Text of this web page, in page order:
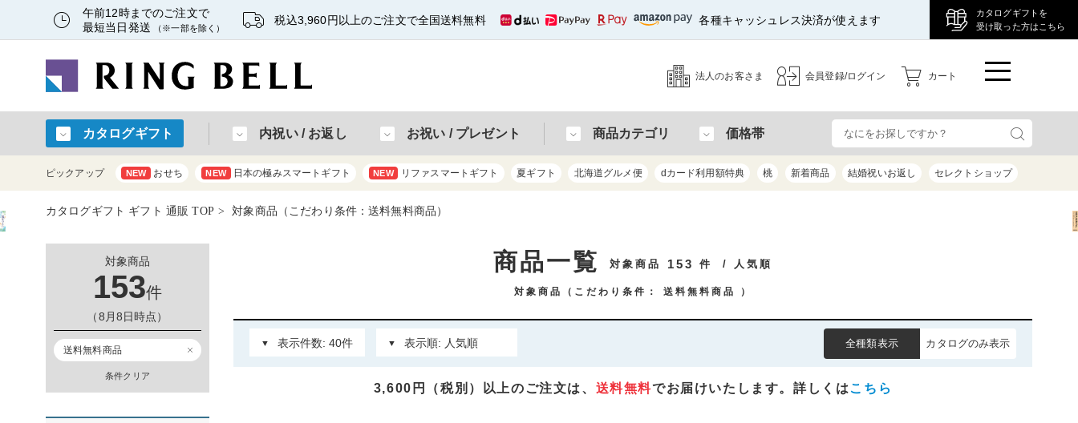
午前12時までのご注文で
最短当日発送
（※一部を除く）
税込3,960円以上のご注文で全国送料無料 各種キャッシュレス決済が使えます
カタログギフトを
受け取った方はこちら
法人のお客さま 会員登録/ログイン カート
カタログギフト 内祝い / お返し お祝い / プレゼント 商品カテゴリ 価格帯
ピックアップ NEW おせち NEW 日本の極みスマートギフト NEW リファスマートギフト 夏ギフト 北海道グルメ便 dカード利用額特典 桃 新着商品 結婚祝いお返し セレクトショップ
カタログギフト ギフト 通販 TOP 対象商品（こだわり条件：送料無料商品）
対象商品
153件
（8月8日時点）
送料無料商品
条件クリア
商品一覧 対象商品 153 件 / 人気順
対象商品（こだわり条件： 送料無料商品 ）
全種類表示 カタログのみ表示
3,600円（税別）以上のご注文は、 送料無料でお届けいたします。詳しくはこちら